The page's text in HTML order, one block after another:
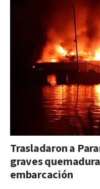
Trasladaron a
graves
embarcación